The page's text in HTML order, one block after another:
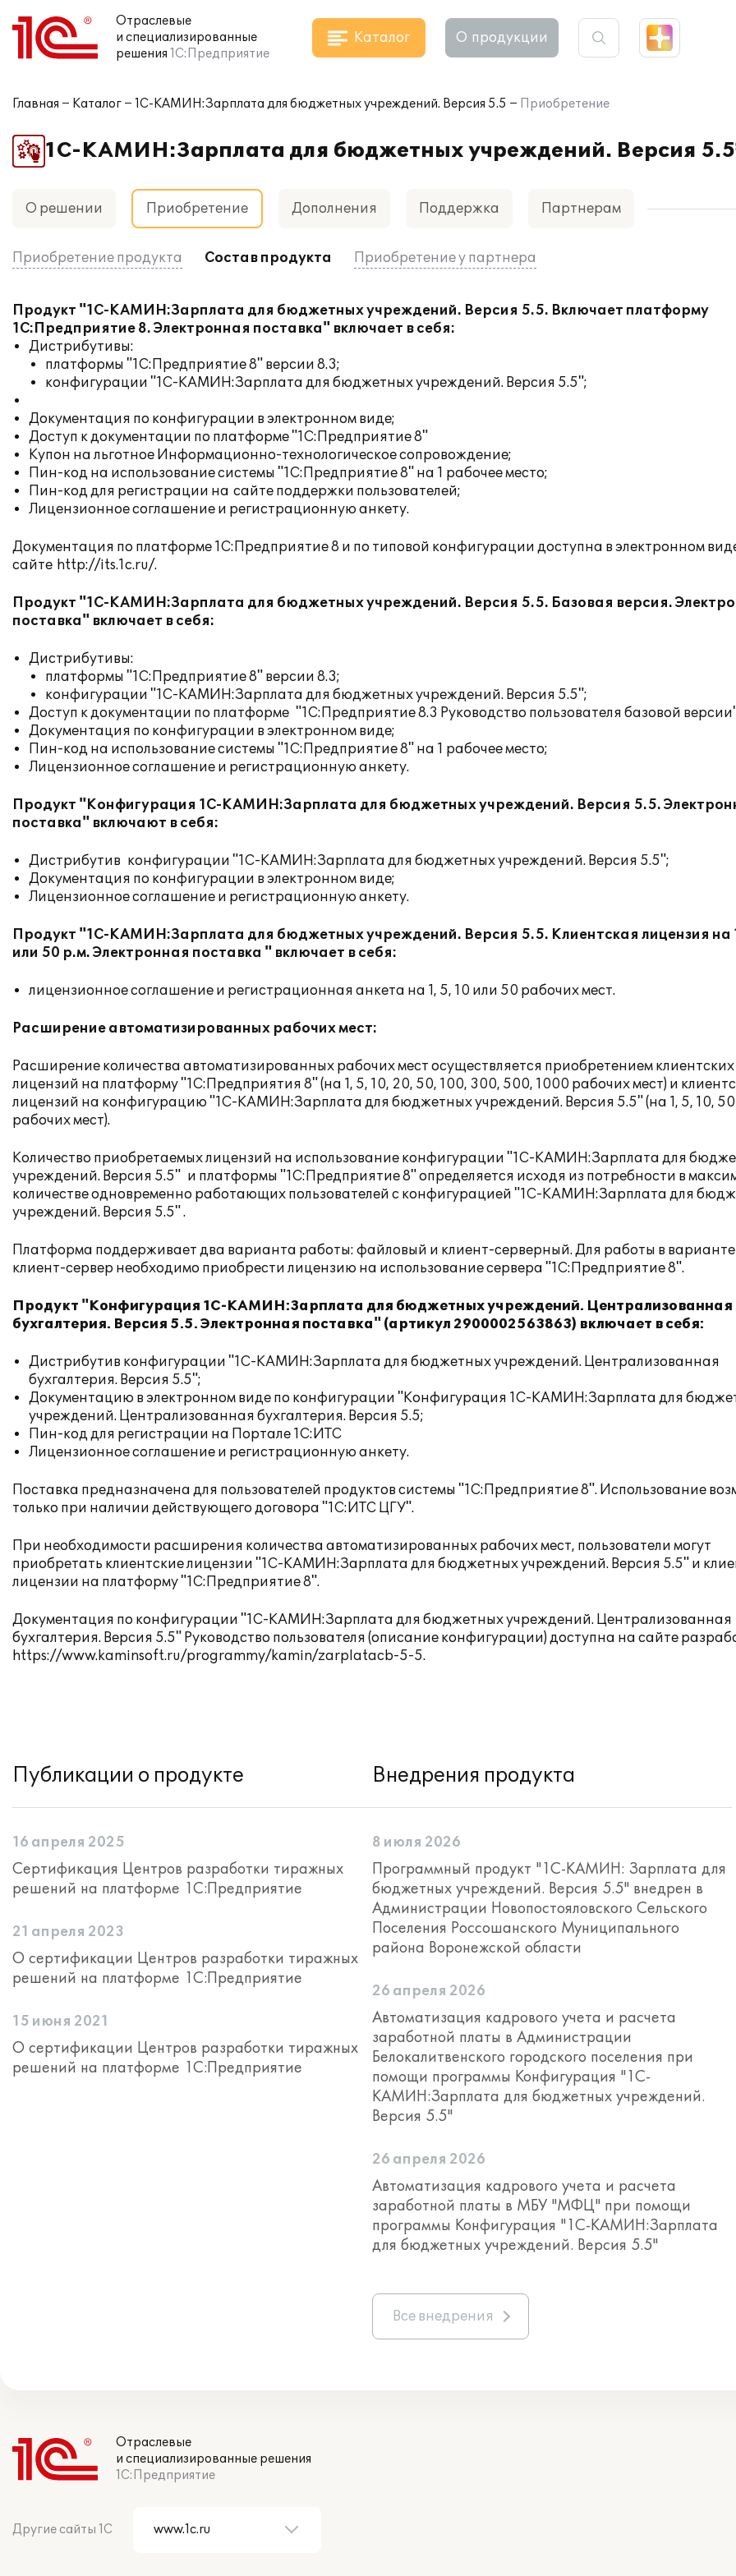
Отраслевые
и специализированные
решения 1С:Предприятие
Каталог О продукции
Главная Каталог 1С-КАМИН:Зарплата для бюджетных учреждений. Версия 5.5 Приобретение
1С-КАМИН:Зарплата для бюджетных учреждений. Версия 5.5
О решении Приобретение Дополнения Поддержка Партнерам
Приобретение продукта Состав продукта Приобретение у партнера
Продукт "1С-КАМИН:Зарплата для бюджетных учреждений. Версия 5.5. Включает платформу
1С:Предприятие 8. Электронная поставка" включает в себя:
Дистрибутивы:
платформы "1С:Предприятие 8" версии 8.3;
конфигурации "1С-КАМИН:Зарплата для бюджетных учреждений. Версия 5.5";
Документация по конфигурации в электронном виде;
Доступ к документации по платформе "1С:Предприятие 8"
Купон на льготное Информационно-технологическое сопровождение;
Пин-код на использование системы "1С:Предприятие 8" на 1 рабочее место;
Пин-код для регистрации на сайте поддержки пользователей;
Лицензионное соглашение и регистрационную анкету.
Документация по платформе 1С:Предприятие 8 и по типовой конфигурации доступна в электронном
сайте http://its.1c.ru/.
Продукт "1С-КАМИН:Зарплата для бюджетных учреждений. Версия 5.5​. Базовая версия.
поставка" включает в себя:
Дистрибутивы:
платформы "1С:Предприятие 8" версии 8.3;
конфигурации "1С-КАМИН:Зарплата для бюджетных учреждений. Версия 5.5";
Доступ к документации по платформе "1С:Предприятие 8.3 Руководство пользователя базовой
Документация по конфигурации в электронном виде;
Пин-код на использование системы "1С:Предприятие 8" на 1 рабочее место;
Лицензионное соглашение и регистрационную анкету.
Продукт "Конфигурация 1С-КАМИН:Зарплата для бюджетных учреждений. Версия 5.5.
поставка" включают в себя:
Дистрибутив конфигурации "1С-КАМИН:Зарплата для бюджетных учреждений. Версия 5.5";
Документация по конфигурации в электронном виде;
Лицензионное соглашение и регистрационную анкету.
Продукт "1С-КАМИН:Зарплата для бюджетных учреждений. Версия 5.5. Клиентская лицензия на
или 50 р.м. Электронная поставка " включает в себя:
лицензионное соглашение и регистрационная анкета на 1, 5, 10 или 50 рабочих мест.
Расширение автоматизированных рабочих мест:
Расширение количества автоматизированных рабочих мест осуществляется приобретением клиентских
лицензий на платформу "1С:Предприятия 8" (на 1, 5, 10, 20, 50, 100, 300, 500, 1000 рабочих мест) и
лицензий на конфигурацию "1С-КАМИН:Зарплата для бюджетных учреждений. Версия 5.5" (на 1, 5, 10, 50
рабочих мест).
Количество приобретаемых лицензий на использование конфигурации "1С-КАМИН:Зарплата для
учреждений. Версия 5.5" и платформы "1С:Предприятие 8" определяется исходя из потребности в
количестве одновременно работающих пользователей с конфигурацией "1С-КАМИН:Зарплата для
учреждений. Версия 5.5" .
Платформа поддерживает два варианта работы: файловый и клиент-серверный. Для работы в варианте
клиент-сервер необходимо приобрести лицензию на использование сервера "1С:Предприятие 8".
Продукт "Конфигурация 1С-КАМИН:Зарплата для бюджетных учреждений. Централизованная
бухгалтерия. Версия 5.5. Электронная поставка" (артикул 2900002563863) включает в себя:
Дистрибутив конфигурации "1С-КАМИН:Зарплата для бюджетных учреждений. Централизованная
бухгалтерия. Версия 5.5";
Документацию в электронном виде по конфигурации "Конфигурация 1С-КАМИН:Зарплата для
учреждений. Централизованная бухгалтерия. Версия 5.5;
Пин-код для регистрации на Портале 1С:ИТС
Лицензионное соглашение и регистрационную анкету.
Поставка предназначена для пользователей продуктов системы "1С:Предприятие 8". Использование
только при наличии действующего договора "1С:ИТС ЦГУ".
При необходимости расширения количества автоматизированных рабочих мест, пользователи могут
приобретать клиентские лицензии "1С-КАМИН:Зарплата для бюджетных учреждений. Версия 5.5" и
лицензии на платформу "1С:Предприятие 8".
Документация по конфигурации "1С-КАМИН:Зарплата для бюджетных учреждений. Централизованная
бухгалтерия. Версия 5.5" Руководство пользователя (описание конфигурации) доступна на сайте
https://www.kaminsoft.ru/programmy/kamin/zarplatacb-5-5.
Публикации о продукте
16 апреля 2025
Сертификация Центров разработки тиражных
решений на платформе 1С:Предприятие
21 апреля 2023
О сертификации Центров разработки тиражных
решений на платформе 1С:Предприятие
15 июня 2021
О сертификации Центров разработки тиражных
решений на платформе 1С:Предприятие
Внедрения продукта
8 июля 2026
Программный продукт "1С-КАМИН: Зарплата для
бюджетных учреждений. Версия 5.5" внедрен в
Администрации Новопостояловского Сельского
Поселения Россошанского Муниципального
района Воронежской области
26 апреля 2026
Автоматизация кадрового учета и расчета
заработной платы в Администрации
Белокалитвенского городского поселения при
помощи программы Конфигурация "1С-
КАМИН:Зарплата для бюджетных учреждений.
Версия 5.5"
26 апреля 2026
Автоматизация кадрового учета и расчета
заработной платы в МБУ "МФЦ" при помощи
программы Конфигурация "1С-КАМИН:Зарплата
для бюджетных учреждений. Версия 5.5"
Все внедрения
Отраслевые
и специализированные решения
1С:Предприятие
Другие сайты 1С